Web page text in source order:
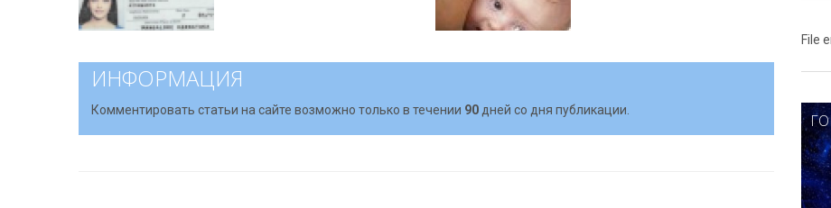
ИНФОРМАЦИЯ
Комментировать статьи на сайте возможно только в течении 90 дней со дня публикации.
File